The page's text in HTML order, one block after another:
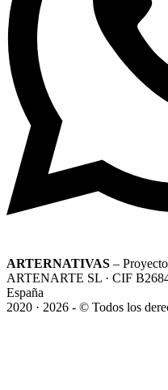
ARTERNATIVAS –
ARTENARTE SL · CIF
España
2020 · 2026 - © Todos los